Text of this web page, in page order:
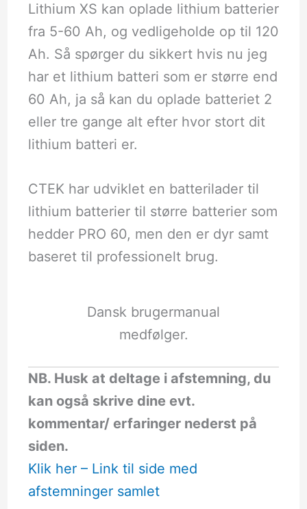
Lithium XS kan oplade lithium batterier
fra 5-60 Ah, og vedligeholde op til 120
Ah. Så spørger du sikkert hvis nu jeg
har et lithium batteri som er større end
60 Ah, ja så kan du oplade batteriet 2
eller tre gange alt efter hvor stort dit
lithium batteri er.
CTEK har udviklet en batterilader til
lithium batterier til større batterier som
hedder PRO 60, men den er dyr samt
baseret til professionelt brug.
Dansk brugermanual
medfølger.
NB. Husk at deltage i afstemning, du
kan også skrive dine evt.
kommentar/ erfaringer nederst på
siden.
Klik her – Link til side med
afstemninger samlet